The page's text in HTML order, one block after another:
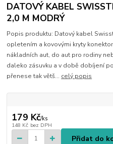
DATOVÝ KABEL
2,0 M MODRÝ
Popis produktu: Datový kabel
opletením a kovovými kryty
nákladních aut, do aut pro rodiny
daleko zásuvku a v době dobíjení
přenese tak větš... celý popis
179 Kč/ks
148 Kč bez DPH
Přidat do